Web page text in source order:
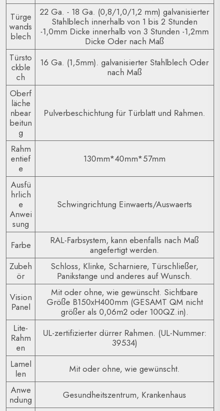
Türge
wands
blech
22 Ga. - 18 Ga. (0,8/1,0/1,2 mm) galvanisierter
Stahlblech innerhalb von 1 bis 2 Stunden
-1,0mm Dicke innerhalb von 3 Stunden -1,2mm
Dicke Oder nach Maß
Türsto
ckble
ch
16 Ga. (1,5mm). galvanisierter Stahlblech Oder
nach Maß
Oberf
läche
nbear
beitun
g
Pulverbeschichtung für Türblatt und Rahmen.
Rahm
entief
e
130mm*40mm*57mm
Ausfü
hrlich
e
Anwei
sung
Schwingrichtung Einwaerts/Auswaerts
Farbe
RAL-Farbsystem, kann ebenfalls nach Maß
angefertigt werden.
Zubeh
ör
Schloss, Klinke, Scharniere, Türschließer,
Panikstange und anderes auf Wunsch.
Vision
Panel
Mit oder ohne, wie gewünscht. Sichtbare
Größe B150xH400mm (GESAMT QM nicht
größer als 0,06m2 oder 100QZ.in).
Lite-
Rahm
en
UL-zertifizierter dürrer Rahmen. (UL-Nummer:
39534)
Lamel
len
Mit oder ohne, wie gewünscht.
Anwe
ndung
Gesundheitszentrum, Krankenhaus